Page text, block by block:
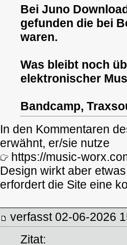
Bei Juno
gefunden die bei
waren.
Was bleibt noch
elektronischer
Bandcamp,
In den Kommentaren
erwähnt, er/sie nutze
https://music-
Design wirkt aber
erfordert die Site eine
verfasst 02-06-2026
Zitat: